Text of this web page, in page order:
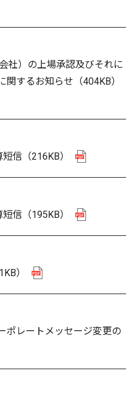
社）の上場承認及びそれに
関するお知らせ （404KB）
短信 （216KB）
短信 （195KB）
）
ポレートメッセージ変更の